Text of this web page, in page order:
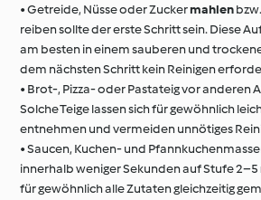
• Getreide, Nüsse oder Zuckermahlen
reiben sollte der erste Schritt sein. Diese
am besten in einem sauberen und
dem nächsten Schritt kein Reinigen
• Brot-, Pizza- oder Pastateig vor anderen
Solche Teige lassen sich für gewöhnlich
entnehmen und vermeiden unnötiges
• Saucen, Kuchen- und
innerhalb weniger Sekunden auf Stufe 2–5
für gewöhnlich alle Zutaten gleichzeitig